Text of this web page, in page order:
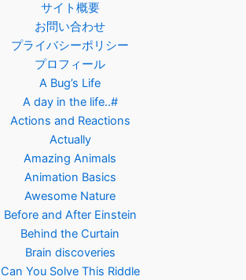
サイト概要
お問い合わせ
プライバシーポリシー
プロフィール
A Bug’s Life
A day in the life..#
Actions and Reactions
Actually
Amazing Animals
Animation Basics
Awesome Nature
Before and After Einstein
Behind the Curtain
Brain discoveries
Can You Solve This Riddle